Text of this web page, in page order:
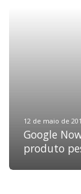
12 de maio de
Google
produto